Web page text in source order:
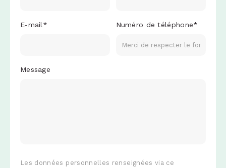
E-mail * Numéro de téléphone*
Message
Les données personnelles renseignées via ce